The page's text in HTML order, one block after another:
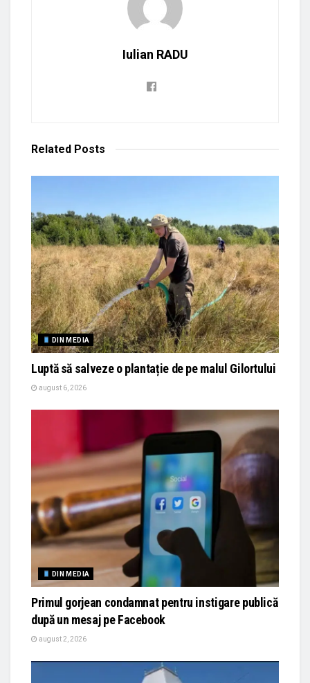
Iulian RADU
Related Posts
DIN MEDIA
Luptă să salveze o plantație de pe malul Gilortului
august 6, 2026
DIN MEDIA
Primul gorjean condamnat pentru instigare publică
după un mesaj pe Facebook
august 2, 2026